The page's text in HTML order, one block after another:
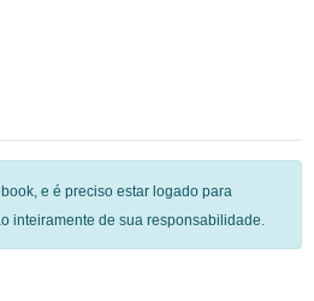
e é preciso estar logado para
inteiramente de sua responsabilidade.